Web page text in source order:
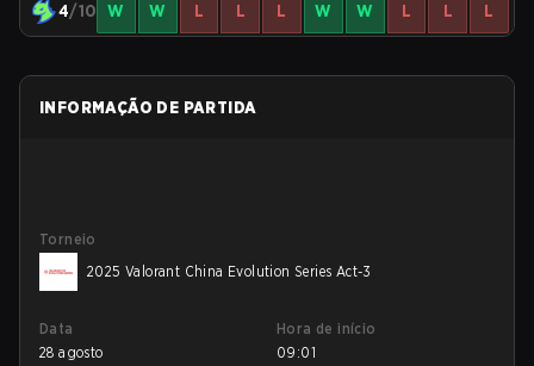
4/10 W W L L L W W L L L
INFORMAÇÃO DE PARTIDA
Torneio
2025 Valorant China Evolution Series Act-3
Data
28 agosto
Hora de início
09:01